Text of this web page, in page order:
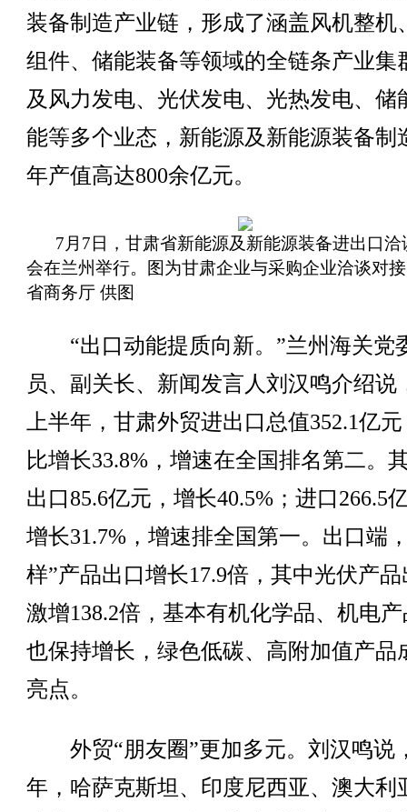
装备制造产业链，形成了涵盖风机整机
组件、储能装备等领域的全链条产业集
及风力发电、光伏发电、光热发电、储
能等多个业态，新能源及新能源装备制
年产值高达800余亿元。
7月7日，甘肃省新能源及新能源装备进出口洽
会在兰州举行。图为甘肃企业与采购企业洽谈对
省商务厅 供图
“出口动能提质向新。”兰州海关党
员、副关长、新闻发言人刘汉鸣介绍说
上半年，甘肃外贸进出口总值352.1亿
比增长33.8%，增速在全国排名第二。
出口85.6亿元，增长40.5%；进口266.5
增长31.7%，增速排全国第一。出口端
样”产品出口增长17.9倍，其中光伏产
激增138.2倍，基本有机化学品、机电
也保持增长，绿色低碳、高附加值产品
亮点。
外贸“朋友圈”更加多元。刘汉鸣说
年，哈萨克斯坦、印度尼西亚、澳大利